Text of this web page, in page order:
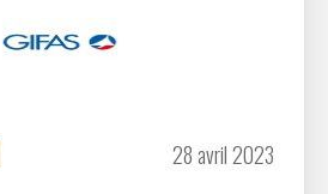
28 avril 2023